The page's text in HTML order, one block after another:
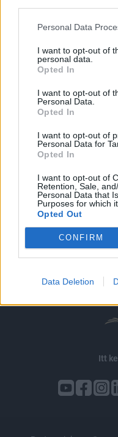
Personal Data
I want to opt-out of
personal data.
Opted In
I want to opt-out of
Personal Data.
Opted In
I want to opt-out of
Personal Data for
Opted In
I want to opt-out of
Retention, Sale,
Personal Data that
Purposes for which
Opted Out
CONFIRM
Data Deletion
Portfolio.hu
Kötéslisták: BÉT
MÁR ELŐFIZETŐNK
impresszum
jogi
adatvédelem
Itt